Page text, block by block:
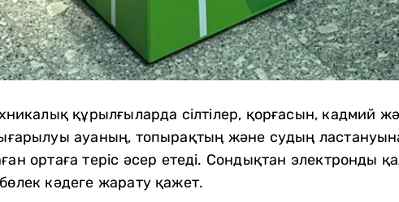
құрылғыларда сілтілер, қорғасын, кадмий
ауаның, топырақтың және судың
ортаға теріс әсер етеді. Сондықтан электронды
кәдеге жарату қажет.